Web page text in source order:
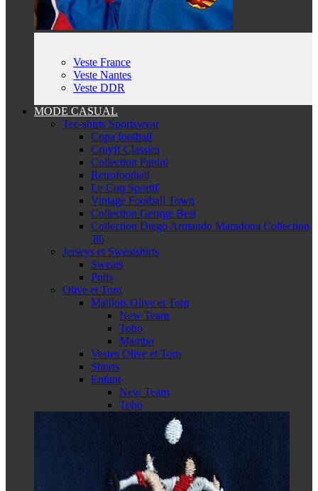
Veste France
Veste Nantes
Veste DDR
MODE CASUAL
Tee-shirts Sportswear
Copa football
Cruyff Classics
Collection Panini
Retrofootball
Le Coq Sportif
Vintage Football Town
Collection George Best
Collection Diego Armando Maradona Collection
'86
Jerseys et Sweatshirts
Sweats
Pulls
Olive et Tom
Maillots Olive et Tom
New Team
Toho
Mambo
Vestes Olive et Tom
Shorts
Enfant
New Team
Toho